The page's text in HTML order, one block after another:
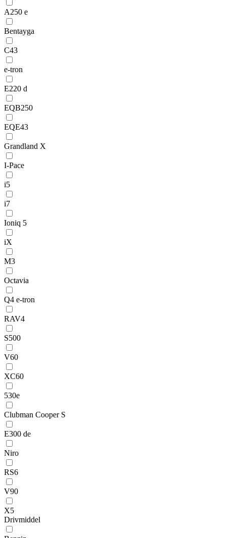
A250 e
Bentayga
C43
e-tron
E220 d
EQB250
EQE43
Grandland X
I-Pace
i5
i7
Ioniq 5
iX
M3
Octavia
Q4 e-tron
RAV4
S500
V60
XC60
530e
Clubman Cooper S
E300 de
Niro
RS6
V90
X5
Drivmiddel